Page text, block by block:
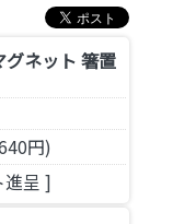
グネット 箸置
円)
進呈 ]